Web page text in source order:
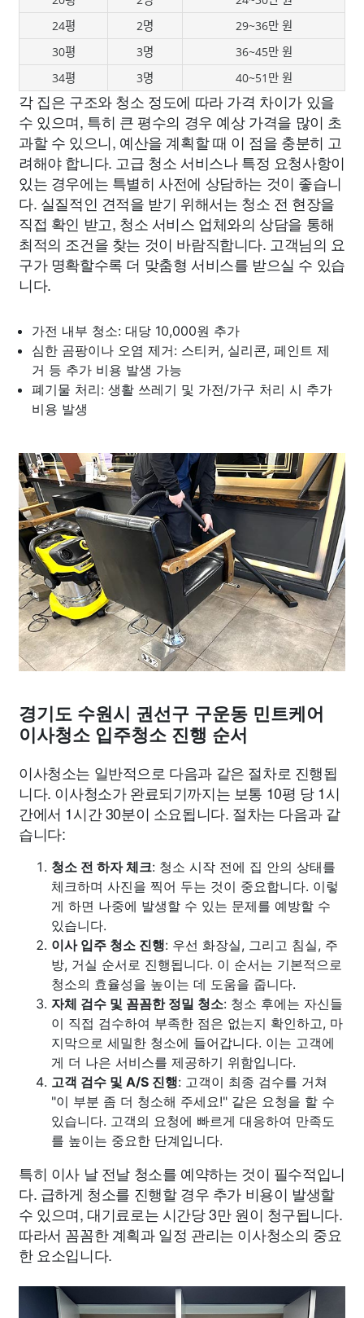
24평
2명
29~36만 원
30평
3명
36~45만 원
34평
3명 40~51만 원
각 집은 구조와 청소 정도에 따라 가격 차이가 있을
수 있으며, 특히 큰 평수의 경우 예상 가격을 많이 초
과할 수 있으니, 예산을 계획할 때 이 점을 충분히 고
려해야 합니다. 고급 청소 서비스나 특정 요청사항이
있는 경우에는 특별히 사전에 상담하는 것이 좋습니
다. 실질적인 견적을 받기 위해서는 청소 전 현장을
직접 확인 받고, 청소 서비스 업체와의 상담을 통해
최적의 조건을 찾는 것이 바람직합니다. 고객님의 요
구가 명확할수록 더 맞춤형 서비스를 받으실 수 있습
니다.
가전 내부 청소: 대당 10,000원 추가
심한 곰팡이나 오염 제거: 스티커, 실리콘, 페인트 제
거 등 추가 비용 발생 가능
폐기물 처리: 생활 쓰레기 및 가전/가구 처리 시 추가
비용 발생
경기도 수원시 권선구 구운동 민트케어
이사청소 입주청소 진행 순서
이사청소는 일반적으로 다음과 같은 절차로 진행됩
니다. 이사청소가 완료되기까지는 보통 10평 당 1시
간에서 1시간 30분이 소요됩니다. 절차는 다음과 같
습니다:
청소 전 하자 체크: 청소 시작 전에 집 안의 상태를
체크하며 사진을 찍어 두는 것이 중요합니다. 이렇
게 하면 나중에 발생할 수 있는 문제를 예방할 수
있습니다.
이사 입주 청소 진행: 우선 화장실, 그리고 침실, 주
방, 거실 순서로 진행됩니다. 이 순서는 기본적으로
청소의 효율성을 높이는 데 도움을 줍니다.
자체 검수 및 꼼꼼한 정밀 청소: 청소 후에는 자신들
이 직접 검수하여 부족한 점은 없는지 확인하고, 마
지막으로 세밀한 청소에 들어갑니다. 이는 고객에
게 더 나은 서비스를 제공하기 위함입니다.
고객 검수 및 A/S 진행: 고객이 최종 검수를 거쳐
"이 부분 좀 더 청소해 주세요!" 같은 요청을 할 수
있습니다. 고객의 요청에 빠르게 대응하여 만족도
를 높이는 중요한 단계입니다.
특히 이사 날 전날 청소를 예약하는 것이 필수적입니
다. 급하게 청소를 진행할 경우 추가 비용이 발생할
수 있으며, 대기료로는 시간당 3만 원이 청구됩니다.
따라서 꼼꼼한 계획과 일정 관리는 이사청소의 중요
한 요소입니다.